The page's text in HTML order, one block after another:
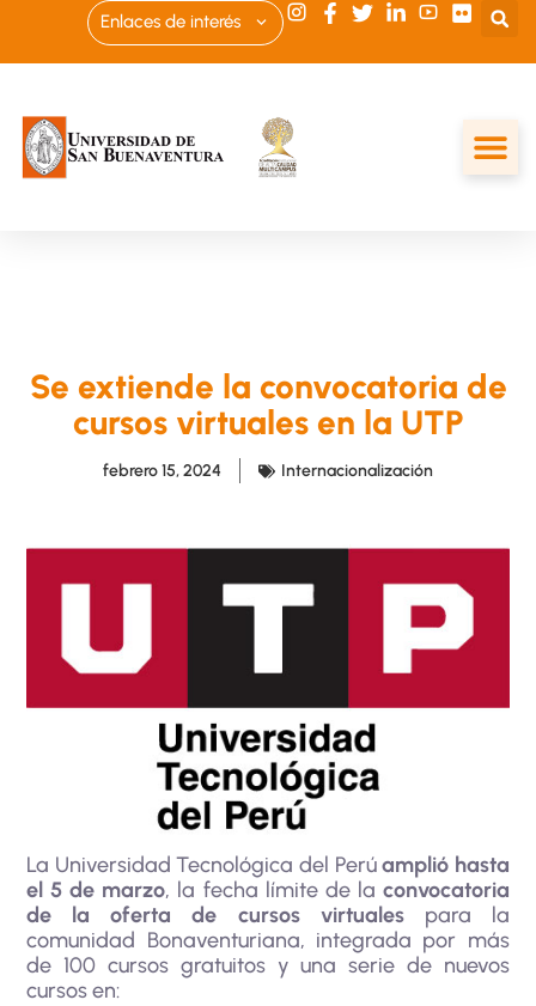
Enlaces de interés
Se extiende la convocatoria de
cursos virtuales en la UTP
febrero 15, 2024 Internacionalización
La Universidad Tecnológica del Perúamplió hasta
el 5 de marzo, la fecha límite de la convocatoria
de la oferta de cursos virtualespara la
comunidad Bonaventuriana, integrada por más
de 100 cursos gratuitos y una serie de nuevos
cursos en: